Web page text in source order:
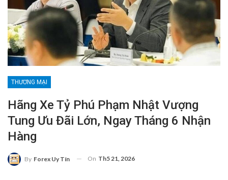
THƯƠNG MẠI
Hãng Xe Tỷ Phú Phạm Nhật Vượng
Tung Ưu Đãi Lớn, Ngay Tháng 6 Nhận
Hàng
By Forex Uy Tín On Th5 21, 2026